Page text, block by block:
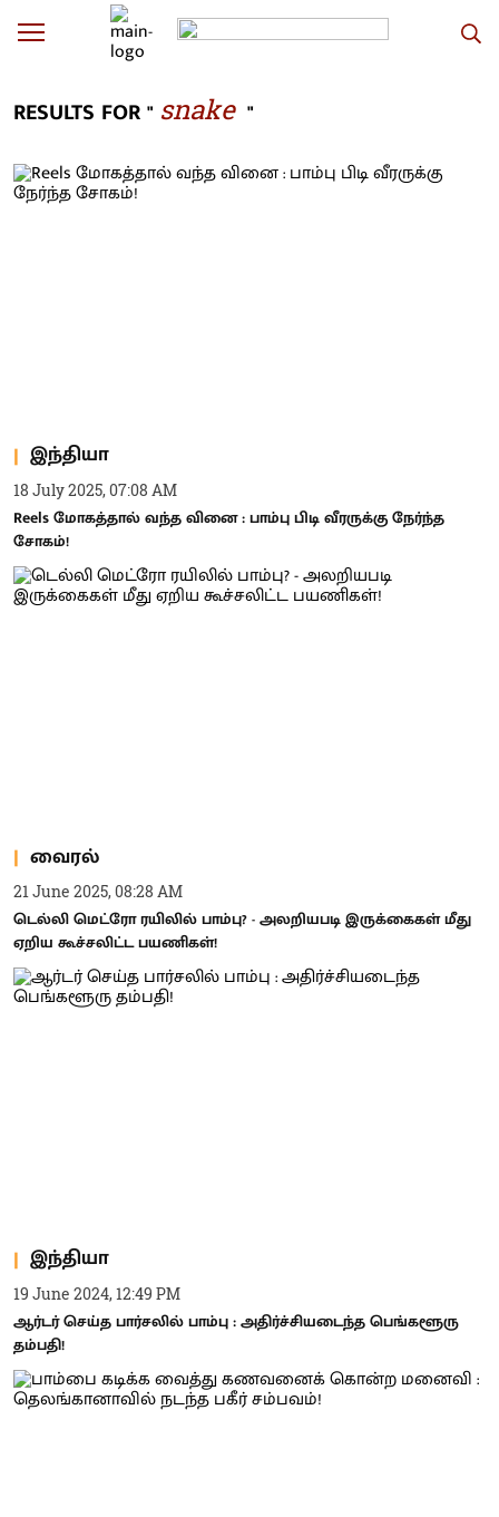
RESULTS FOR " snake "
இந்தியா
18 July 2025, 07:08 AM
Reels மோகத்தால் வந்த வினை : பாம்பு பிடி வீரருக்கு நேர்ந்த
சோகம்!
வைரல்
21 June 2025, 08:28 AM
டெல்லி மெட்ரோ ரயிலில் பாம்பு? - அலறியபடி இருக்கைகள் மீது
ஏறிய கூச்சலிட்ட பயணிகள்!
இந்தியா
19 June 2024, 12:49 PM
ஆர்டர் செய்த பார்சலில் பாம்பு : அதிர்ச்சியடைந்த பெங்களூரு
தம்பதி!